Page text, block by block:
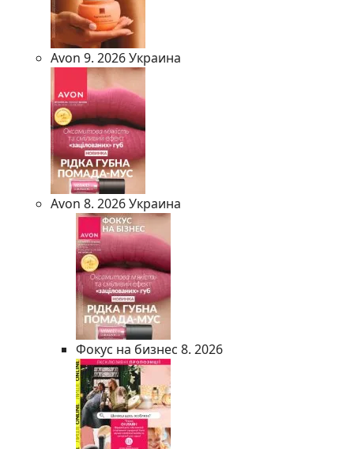
Avon 9. 2026 Украина
Avon 8. 2026 Украина
Фокус на бизнес 8. 2026